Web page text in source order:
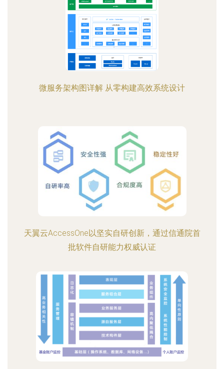
微服务架构图详解 从零构建高效系统设计
天翼云AccessOne以坚实自研创新，通过信通院首
批软件自研能力权威认证